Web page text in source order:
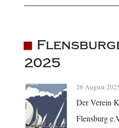
2025
26 August
Der Verein
Flensburg